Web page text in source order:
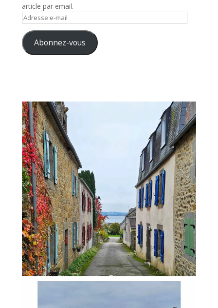
article par email.
Adresse
mail Abonnez-vous